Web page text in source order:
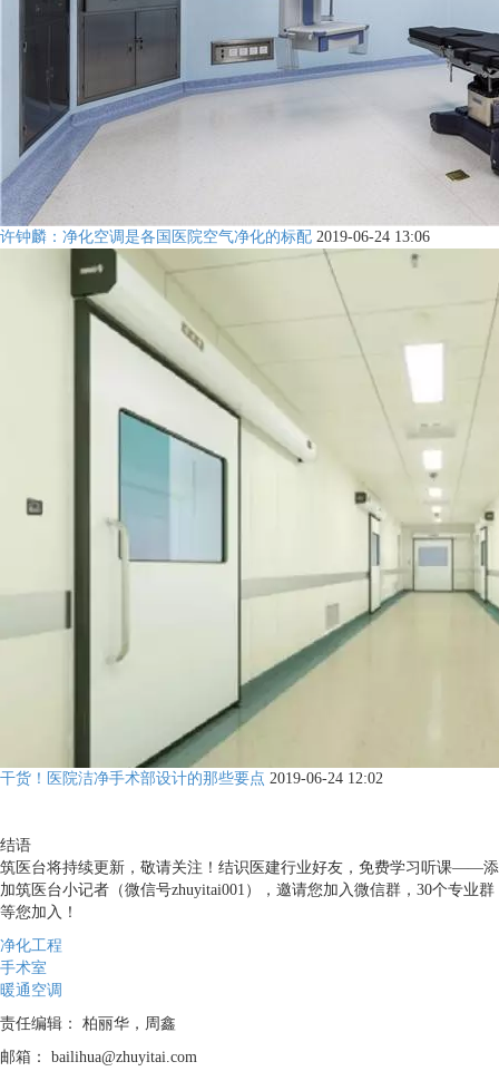
许钟麟：净化空调是各国医院空气净化的标配 2019-06-24 13:06
干货！医院洁净手术部设计的那些要点 2019-06-24 12:02
结语
筑医台将持续更新，敬请关注！结识医建行业好友，免费学习听课——添
加筑医台小记者（微信号zhuyitai001），邀请您加入微信群，30个专业群
等您加入！
净化工程
手术室
暖通空调
责任编辑： 柏丽华，周鑫
邮箱： bailihua@zhuyitai.com